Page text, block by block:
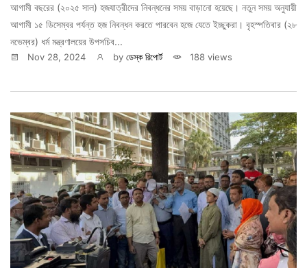
আগামী বছরের (২০২৫ সাল) হজযাত্রীদের নিবন্ধনের সময় বাড়ানো হয়েছে। নতুন সময় অনুযায়ী
আগামী ১৫ ডিসেম্বর পর্যন্ত হজ নিবন্ধন করতে পারবেন হজে যেতে ইচ্ছুকরা। বৃহস্পতিবার (২৮
নভেম্বর) ধর্ম মন্ত্রণালয়ের উপসচিব...
Nov 28, 2024 by ডেস্ক রিপোর্ট 188 views